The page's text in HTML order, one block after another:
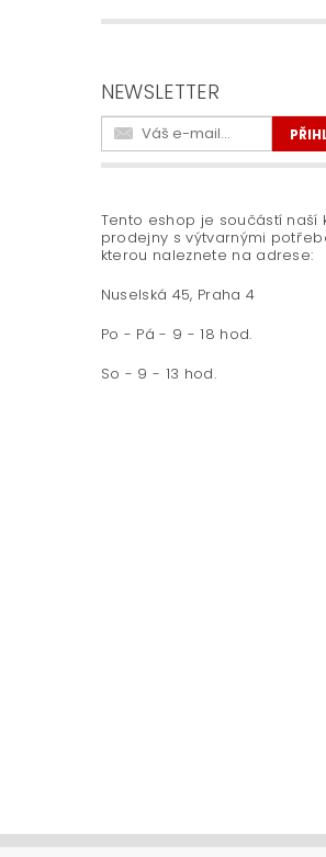
NEWSLETTER
Tento eshop je součástí naší
prodejny s výtvarnými
kterou naleznete na adrese:
Nuselská 45, Praha 4
Po - Pá - 9 - 18 hod.
So - 9 - 13 hod.